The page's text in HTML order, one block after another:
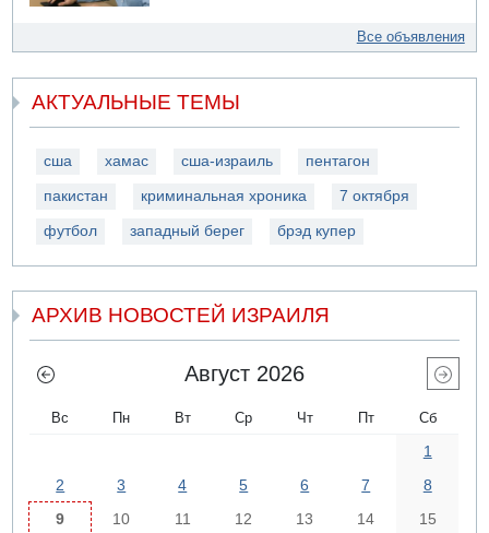
Все объявления
АКТУАЛЬНЫЕ ТЕМЫ
сша хамас сша-израиль пентагон
пакистан криминальная хроника 7 октября
футбол западный берег брэд купер
АРХИВ НОВОСТЕЙ ИЗРАИЛЯ
Август 2026
Вс Пн Вт Ср Чт Пт Сб
1
2
3 4 5 6 7
8
9
10 11 12 13 14
15